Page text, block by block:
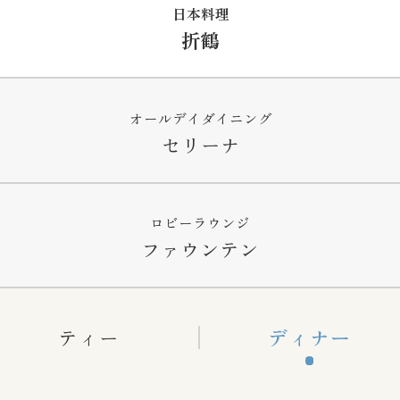
日本料理
折鶴
オールデイダイニング
セリーナ
ロビーラウンジ
ファウンテン
ティー ディナー